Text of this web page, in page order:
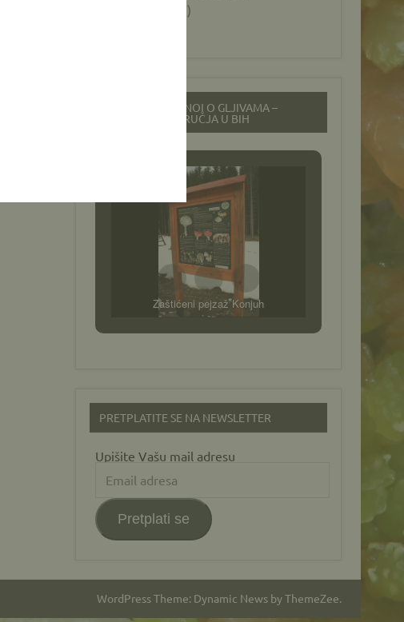
(12)
EDUKACIJSKI PANOI O GLJIVAMA –
ZAŠTIĆENA PODRUČJA U BIH
Zaštićeni pejzaž Konjuh
PRETPLATITE SE NA NEWSLETTER
Upišite Vašu mail adresu
adresa
Pretplati se
WordPress Theme: Dynamic News by ThemeZee.